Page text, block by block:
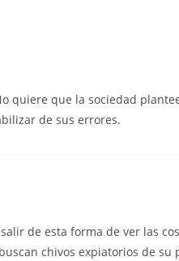
quiere que la sociedad
de sus errores.
de esta forma de ver las
chivos expiatorios de su